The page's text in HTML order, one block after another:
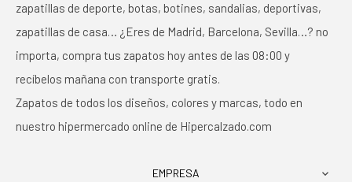
zapatillas de deporte, botas, botines, sandalias, deportivas,
zapatillas de casa… ¿Eres de Madrid, Barcelona, Sevilla…? no
importa, compra tus zapatos hoy antes de las 08:00 y
recíbelos mañana con transporte gratis.
Zapatos de todos los diseños, colores y marcas, todo en
nuestro hipermercado online de Hipercalzado.com
EMPRESA 